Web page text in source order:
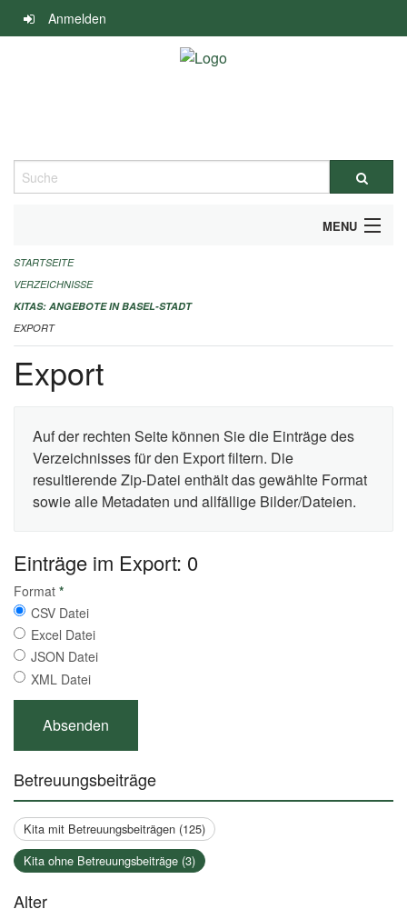
Navigation
überspringen
Anmelden
Suche
MENU
ALLGEMEINE INFORMATIONEN
IMPRESSUM
STARTSEITE
VERZEICHNISSE
KITAS: ANGEBOTE IN BASEL-STADT
EXPORT
Export
Auf der rechten Seite können Sie die Einträge des
Verzeichnisses für den Export filtern. Die
resultierende Zip-Datei enthält das gewählte Format
sowie alle Metadaten und allfällige Bilder/Dateien.
Einträge im Export: 0
Format *
CSV Datei
Excel Datei
JSON Datei
XML Datei
Betreuungsbeiträge
Kita mit Betreuungsbeiträgen (125)
Kita ohne Betreuungsbeiträge (3)
Alter